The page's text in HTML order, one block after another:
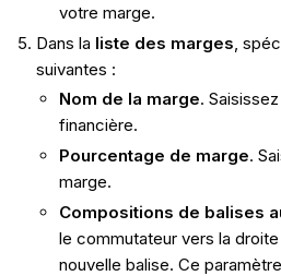
votre marge.
Dans la liste des marges ,
suivantes :
Nom de la marge.
financière.
Pourcentage de marge.
marge.
Compositions de balises
le commutateur vers la
nouvelle balise. Ce